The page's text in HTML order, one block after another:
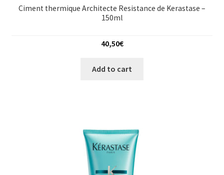
Ciment thermique Architecte Resistance de Kerastase –
150ml
40,50€
Add to cart